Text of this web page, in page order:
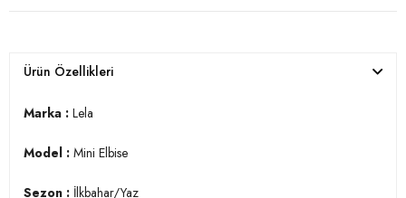
Ürün Özellikleri
Marka : Lela
Model : Mini Elbise
Sezon : İlkbahar/Yaz